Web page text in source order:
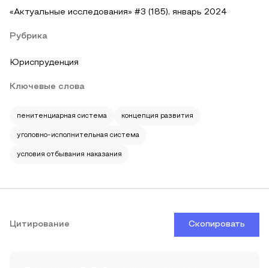
«Актуальные исследования» #3 (185), январь 2024
Рубрика
Юриспруденция
Ключевые слова
пенитенциарная система концепция развития
уголовно-исполнительная система
условия отбывания наказания
Цитирование Скопировать